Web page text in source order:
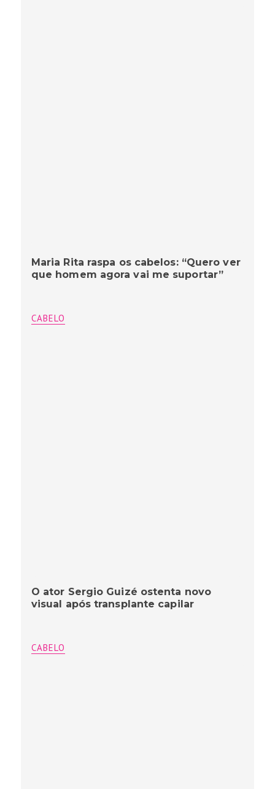
Maria Rita raspa os cabelos: “Quero ver
que homem agora vai me suportar”
CABELO
O ator Sergio Guizé ostenta novo
visual após transplante capilar
CABELO